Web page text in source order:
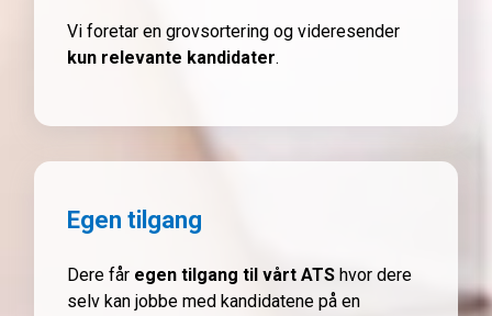
Vi foretar en grovsortering og videresender
kun relevante kandidater.
Egen tilgang
Dere får egen tilgang til vårt ATS hvor dere
selv kan jobbe med kandidatene på en